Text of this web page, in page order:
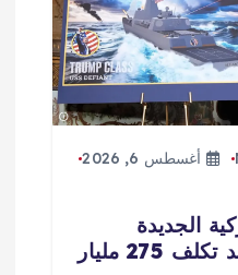
أغسطس 6, 2026
الجديدة
الحاملة اسم ترمب قد تكلف 275 مليار